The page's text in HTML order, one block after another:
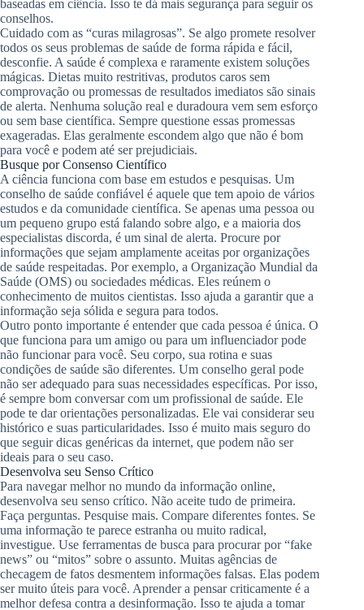
baseadas em ciência. Isso te dá mais segurança para seguir os
conselhos.
Cuidado com as “curas milagrosas”. Se algo promete resolver
todos os seus problemas de saúde de forma rápida e fácil,
desconfie. A saúde é complexa e raramente existem soluções
mágicas. Dietas muito restritivas, produtos caros sem
comprovação ou promessas de resultados imediatos são sinais
de alerta. Nenhuma solução real e duradoura vem sem esforço
ou sem base científica. Sempre questione essas promessas
exageradas. Elas geralmente escondem algo que não é bom
para você e podem até ser prejudiciais.
Busque por Consenso Científico
A ciência funciona com base em estudos e pesquisas. Um
conselho de saúde confiável é aquele que tem apoio de vários
estudos e da comunidade científica. Se apenas uma pessoa ou
um pequeno grupo está falando sobre algo, e a maioria dos
especialistas discorda, é um sinal de alerta. Procure por
informações que sejam amplamente aceitas por organizações
de saúde respeitadas. Por exemplo, a Organização Mundial da
Saúde (OMS) ou sociedades médicas. Eles reúnem o
conhecimento de muitos cientistas. Isso ajuda a garantir que a
informação seja sólida e segura para todos.
Outro ponto importante é entender que cada pessoa é única. O
que funciona para um amigo ou para um influenciador pode
não funcionar para você. Seu corpo, sua rotina e suas
condições de saúde são diferentes. Um conselho geral pode
não ser adequado para suas necessidades específicas. Por isso,
é sempre bom conversar com um profissional de saúde. Ele
pode te dar orientações personalizadas. Ele vai considerar seu
histórico e suas particularidades. Isso é muito mais seguro do
que seguir dicas genéricas da internet, que podem não ser
ideais para o seu caso.
Desenvolva seu Senso Crítico
Para navegar melhor no mundo da informação online,
desenvolva seu senso crítico. Não aceite tudo de primeira.
Faça perguntas. Pesquise mais. Compare diferentes fontes. Se
uma informação te parece estranha ou muito radical,
investigue. Use ferramentas de busca para procurar por “fake
news” ou “mitos” sobre o assunto. Muitas agências de
checagem de fatos desmentem informações falsas. Elas podem
ser muito úteis para você. Aprender a pensar criticamente é a
melhor defesa contra a desinformação. Isso te ajuda a tomar